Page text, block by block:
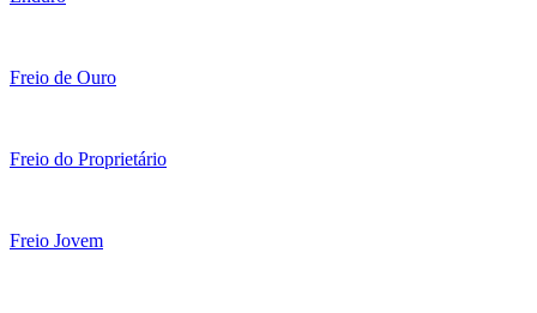
Freio de Ouro
Freio do Proprietário
Freio Jovem